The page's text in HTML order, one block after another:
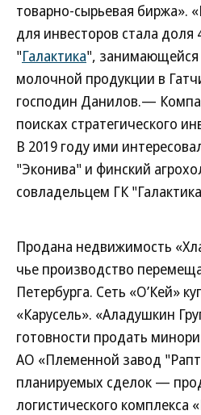
товарно-сырьевая биржа».
для инвесторов стала доля
"Галактика",
молочной продукции в
господин Данилов.—
поисках стратегического
В 2019 году ими
"Эконива" и финский
совладельцем ГК
Продана недвижимость
чье производство
Петербурга. Сеть «О’Кей»
«Карусель». «Аладушкин
готовности продать
АО «Племенной завод
планируемых сделок —
логистического комплекса